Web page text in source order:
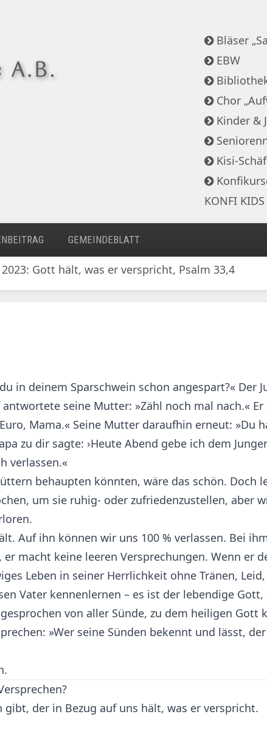
Bläser
EBW
Chor
Kinder &
Kisi-
KONFI
GEMEINDEBLATT
Gott hält, was er verspricht, Psalm 33,4
in deinem Sparschwein schon angespart?« Der
antwortete seine Mutter: »Zähl noch mal nach.«
Mama.« Seine Mutter daraufhin erneut: »Du
zu dir sagte: ›Heute Abend gebe ich dem
verlassen.«
behaupten könnten, wäre das schön. Doch
um sie ruhig- oder zufriedenzustellen, aber
Auf ihn können wir uns 100 % verlassen. Bei
macht keine leeren Versprechungen. Wenn er
Leben in seiner Herrlichkeit ohne Tränen,
Vater kennenlernen – es ist der lebendige
von aller Sünde, zu dem heiligen Gott
»Wer seine Sünden bekennt und lässt,
gibt, der in Bezug auf uns hält, was er verspricht.